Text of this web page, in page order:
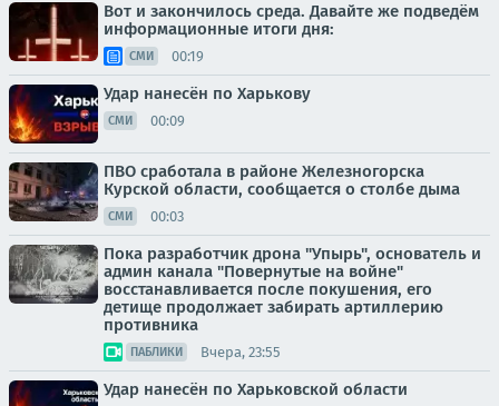
Вот и закончилось среда. Давайте же подведём
информационные итоги дня:
СМИ 00:19
Удар нанесён по Харькову
СМИ 00:09
ПВО сработала в районе Железногорска
Курской области, сообщается о столбе дыма
СМИ 00:03
Пока разработчик дрона "Упырь", основатель и
админ канала "Повернутые на войне"
восстанавливается после покушения, его
детище продолжает забирать артиллерию
противника
ПАБЛИКИ Вчера, 23:55
Удар нанесён по Харьковской области